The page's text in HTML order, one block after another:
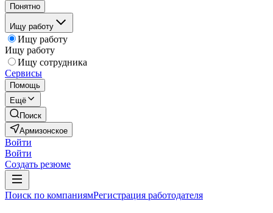
Понятно
Ищу работу
Ищу работу
Ищу работу
Ищу сотрудника
Сервисы
Помощь
Ещё
Поиск
Армизонское
Войти
Войти
Создать резюме
Поиск по компаниямРегистрация работодателя